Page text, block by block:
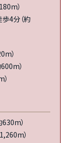
）
歩4分（約
）
）
）
）